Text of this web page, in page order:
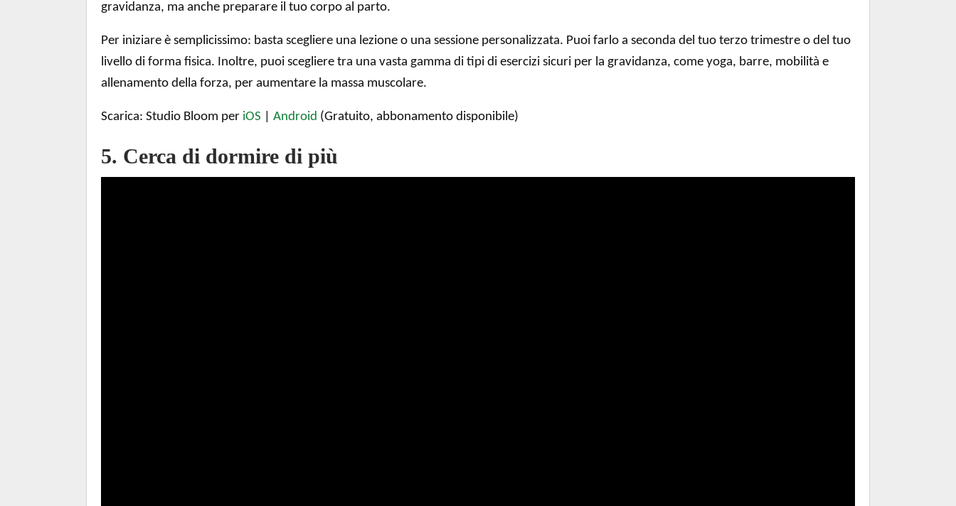
gravidanza, ma anche preparare il tuo corpo al parto.
Per iniziare è semplicissimo: basta scegliere una lezione o una sessione personalizzata. Puoi farlo a seconda del tuo terzo trimestre o del tuo
livello di forma fisica. Inoltre, puoi scegliere tra una vasta gamma di tipi di esercizi sicuri per la gravidanza, come yoga, barre, mobilità e
allenamento della forza, per aumentare la massa muscolare.
Scarica: Studio Bloom per iOS Android (Gratuito, abbonamento disponibile)
5. Cerca di dormire di più